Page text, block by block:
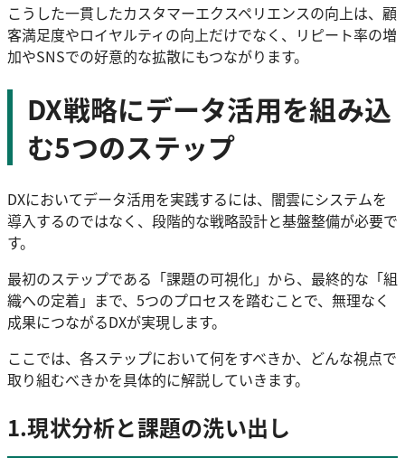
こうした一貫したカスタマーエクスペリエンスの向上は、顧
客満足度やロイヤルティの向上だけでなく、リピート率の増
加やSNSでの好意的な拡散にもつながります。
DX戦略にデータ活用を組み込
む5つのステップ
DXにおいてデータ活用を実践するには、闇雲にシステムを
導入するのではなく、段階的な戦略設計と基盤整備が必要で
す。
最初のステップである「課題の可視化」から、最終的な「組
織への定着」まで、5つのプロセスを踏むことで、無理なく
成果につながるDXが実現します。
ここでは、各ステップにおいて何をすべきか、どんな視点で
取り組むべきかを具体的に解説していきます。
1.現状分析と課題の洗い出し